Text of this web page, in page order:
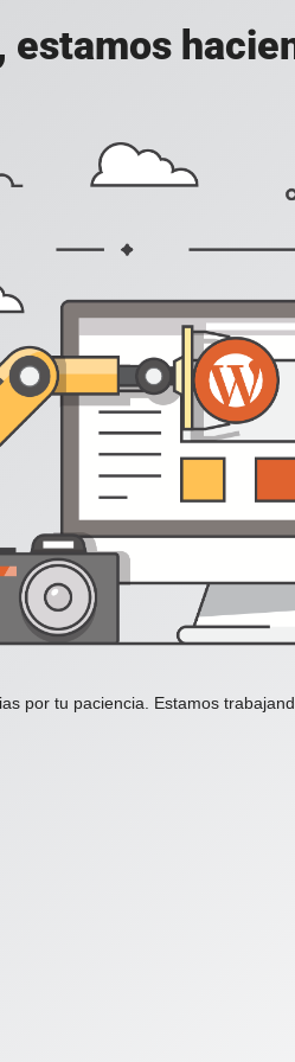
estamos
por tu paciencia. Estamos